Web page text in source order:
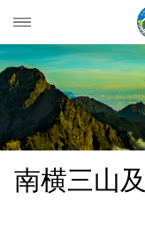
玉山ニュース
ニュース速報
イベント列車
道路情況
旅行ガイド
旅行上の注意
レクリエーショ
西北園区
登山情報
登山情報概要
歩道ランクと管
生態保育
マルチメディア専
南横三山